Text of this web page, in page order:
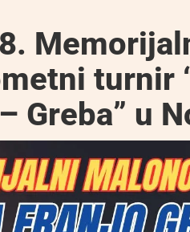
turnir
Greba” u